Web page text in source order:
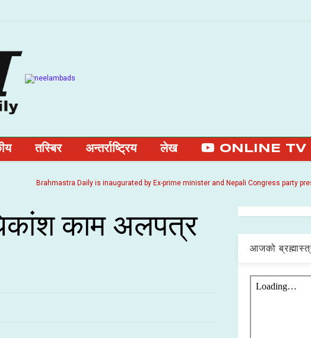
तस्बिर अन्तर्राष्ट्रिय लेख ONLINE TV
Brahmastra Daily is inaugurated by Ex-prime minister and Nepali Congress party
काम अलपत्र
आजको